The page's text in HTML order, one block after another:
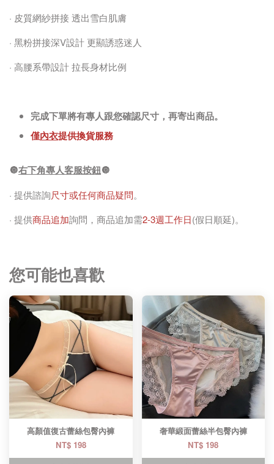
· 皮質網紗拼接 透出雪白肌膚
· 黑粉拼接深V設計 更顯誘惑迷人
· 高腰系帶設計 拉長身材比例
完成下單將有專人跟您確認尺寸，再寄出商品。
僅內衣提供換貨服務
🔘右下角專人客服按鈕🔘
· 提供諮詢尺寸或任何商品疑問。
· 提供商品追加詢問，商品追加需2-3週工作日(假日順延)。
您可能也喜歡
高顏值復古蕾絲包臀內褲
NT$ 198
奢華緞面蕾絲半包臀內褲
NT$ 198